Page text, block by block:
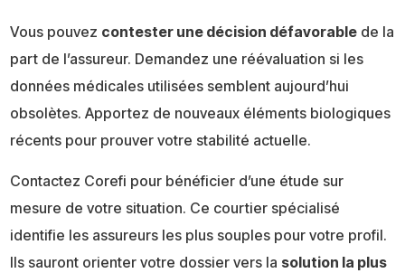
Vous pouvez contester une décision défavorable de la
part de l’assureur. Demandez une réévaluation si les
données médicales utilisées semblent aujourd’hui
obsolètes. Apportez de nouveaux éléments biologiques
récents pour prouver votre stabilité actuelle.
Contactez Corefi pour bénéficier d’une étude sur
mesure de votre situation. Ce courtier spécialisé
identifie les assureurs les plus souples pour votre profil.
Ils sauront orienter votre dossier vers la solution la plus